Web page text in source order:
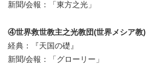
新聞/会報：「東方之光」
④世界救世教主之光教団(世界メシア教)
経典：『天国の礎』
新聞/会報：「グローリー」